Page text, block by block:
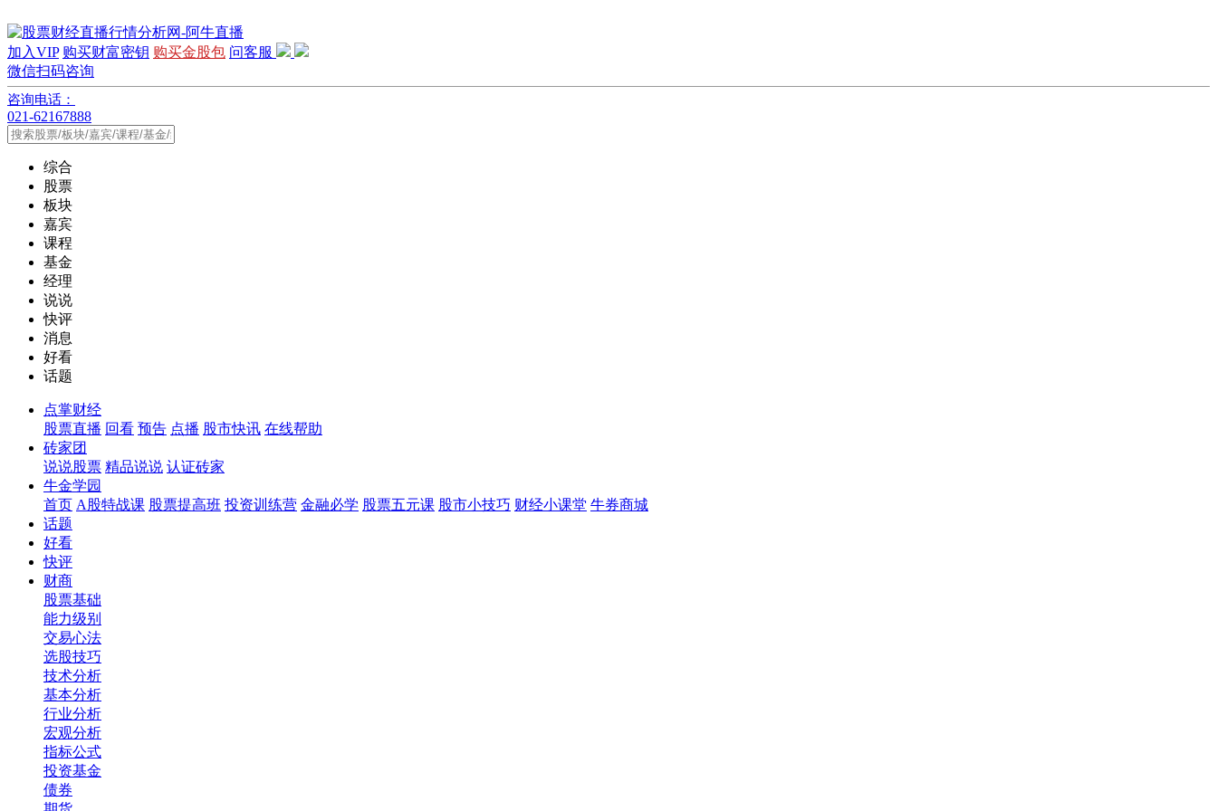
加入VIP 购买财富密钥 购买金股包 问客服
微信扫码咨询
咨询电话：
021-62167888
综合
股票
板块
嘉宾
课程
基金
经理
说说
快评
消息
好看
话题
点掌财经
股票直播 回看 预告 点播 股市快讯 在线帮助
砖家团
说说股票 精品说说 认证砖家
牛金学园
首页 A股特战课 股票提高班 投资训练营 金融必学 股票五元课 股市小技巧 财经小课堂 牛券商城
话题
好看
快评
财商
股票基础
能力级别
交易心法
选股技巧
技术分析
基本分析
行业分析
宏观分析
指标公式
投资基金
债券